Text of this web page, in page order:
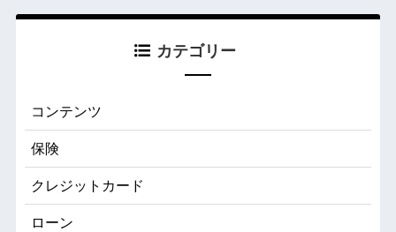
カテゴリー
コンテンツ
保険
クレジットカード
ローン